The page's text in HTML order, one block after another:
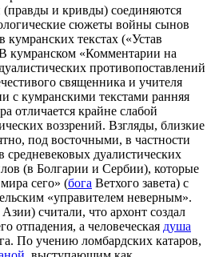
(правды и кривды) соединяются
сюжеты войны сынов
кумранских текстах («Устав
кумранском «Комментарии на
противопоставлений
священника и учителя
с кумранскими текстами ранняя
отличается крайне слабой
воззрений. Взгляды, близкие
под восточными, в частности
дуалистических
(в Болгарии и Сербии), которые
сего» (бога Ветхого завета) с
«управителем неверным».
считали, что архонт создал
отпадения, а человеческая душа
По учению ломбардских катаров,